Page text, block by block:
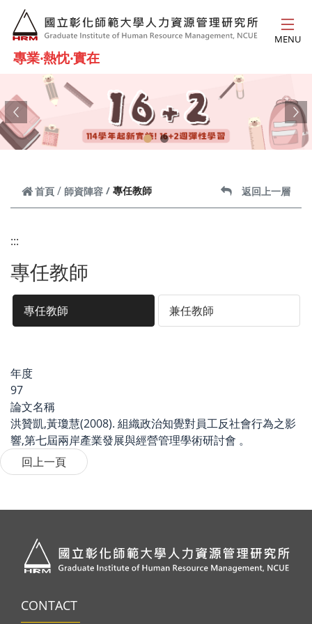
跳到主要內容
專業‧熱忱‧實在
MENU
Previous
首頁 師資陣容 專任教師 返回上一層
:::
專任教師
專任教師 兼任教師
年度
97
論文名稱
洪贊凱,黃瓊慧(2008). 組織政治知覺對員工反社會行為之影
響,第七屆兩岸產業發展與經營管理學術研討會 。
CONTACT